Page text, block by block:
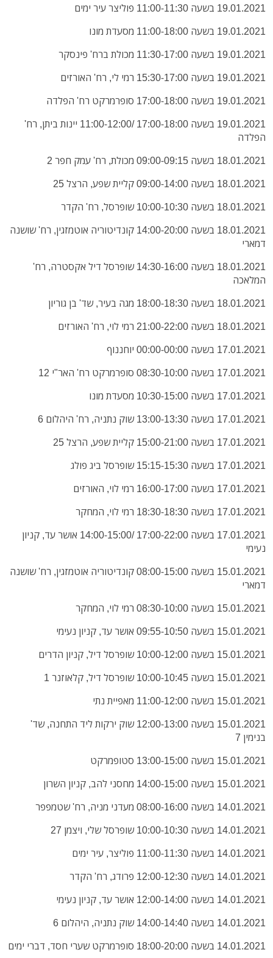
19.01.2021 בשעה 11:00-11:30 פוליצר עיר ימים
19.01.2021 בשעה 11:00-18:00 מסעדת מונו
19.01.2021 בשעה 11:30-17:00 מכולת ברח' פינסקר
19.01.2021 בשעה 15:30-17:00 רמי לי, רח' האורזים
19.01.2021 בשעה 17:00-18:00 סופרמרקט רח' הפלדה
19.01.2021 בשעה 17:00-18:00 /11:00-12:00 יינות ביתן, רח'
הפלדה
18.01.2021 בשעה 09:00-09:15 מכולת, רח' עמק חפר 2
18.01.2021 בשעה 09:00-14:00 קליית שפע, הרצל 25
18.01.2021 בשעה 10:00-10:30 שופרסל, רח' הקדר
18.01.2021 בשעה 14:00-20:00 קונדיטוריה אוטמזגין, רח' שושנה
דמארי
18.01.2021 בשעה 14:30-16:00 שופרסל דיל אקסטרה, רח'
המלאכה
18.01.2021 בשעה 18:00-18:30 מגה בעיר, שד' בן גוריון
18.01.2021 בשעה 21:00-22:00 רמי לוי, רח' האורזים
17.01.2021 בשעה 00:00-00:00 יוחננוף
17.01.2021 בשעה 08:30-10:00 סופרמרקט רח' האר"י 12
17.01.2021 בשעה 10:30-15:00 מסעדת מונו
17.01.2021 בשעה 13:00-13:30 שוק נתניה, רח' היהלום 6
17.01.2021 בשעה 15:00-21:00 קליית שפע, הרצל 25
17.01.2021 בשעה 15:15-15:30 שופרסל ביג פולג
17.01.2021 בשעה 16:00-17:00 רמי לוי, האורזים
17.01.2021 בשעה 18:30-18:30 רמי לוי, המחקר
17.01.2021 בשעה 17:00-22:00 /14:00-15:00 אושר עד, קניון
נעימי
15.01.2021 בשעה 08:00-15:00 קונדיטוריה אוטמזגין, רח' שושנה
דמארי
15.01.2021 בשעה 08:30-10:00 רמי לוי, המחקר
15.01.2021 בשעה 09:55-10:50 אושר עד, קניון נעימי
15.01.2021 בשעה 10:00-12:00 שופרסל דיל, קניון הדרים
15.01.2021 בשעה 10:00-10:45 שופרסל דיל, קלאוזנר 1
15.01.2021 בשעה 11:00-12:00 מאפיית נתי
15.01.2021 בשעה 12:00-13:00 שוק ירקות ליד התחנה, שד'
בנימין 7
15.01.2021 בשעה 13:00-15:00 סטופמרקט
15.01.2021 בשעה 14:00-15:00 מחסני להב, קניון השרון
14.01.2021 בשעה 08:00-16:00 מעדני מניה, רח' שטמפפר
14.01.2021 בשעה 10:00-10:30 שופרסל שלי, ויצמן 27
14.01.2021 בשעה 11:00-11:30 פוליצר, עיר ימים
14.01.2021 בשעה 12:00-12:30 פרודג, רח' הקדר
14.01.2021 בשעה 12:00-14:00 אושר עד, קניון נעימי
14.01.2021 בשעה 14:00-14:40 שוק נתניה, היהלום 6
14.01.2021 בשעה 18:00-20:00 סופרמרקט שערי חסד, דברי ימים